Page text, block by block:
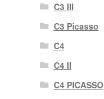
C3 III
C3 Picasso
C4
C4 II
C4 PICASSO